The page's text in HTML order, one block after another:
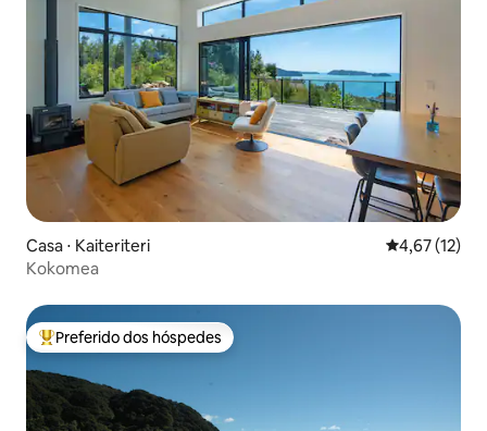
Casa ⋅ Kaiteriteri 4,67 de uma
4,67 (12)
Kokomea
Entre os melhores preferidos dos hóspedes
Preferido dos hóspedes